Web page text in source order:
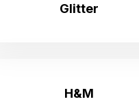
Glitter
H&M